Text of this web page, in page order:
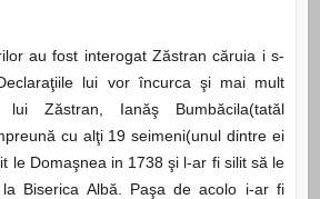
au fost interogat Zăstran căruia i s-
lui vor încurca şi mai mult
lui Zăstran, Ianăş Bumbăcila(tatăl
cu alţi 19 seimeni(unul dintre ei
le Domaşnea in 1738 şi l-ar fi silit să le
Biserica Albă. Paşa de acolo i-ar fi